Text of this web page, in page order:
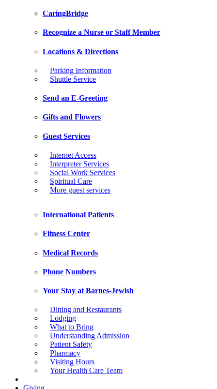
CaringBridge
Recognize a Nurse or Staff Member
Locations & Directions
Parking Information
Shuttle Service
Send an E-Greeting
Gifts and Flowers
Guest Services
Internet Access
Interpreter Services
Social Work Services
Spiritual Care
More guest services
International Patients
Fitness Center
Medical Records
Phone Numbers
Your Stay at Barnes-Jewish
Dining and Restaurants
Lodging
What to Bring
Understanding Admission
Patient Safety
Pharmacy
Visiting Hours
Your Health Care Team